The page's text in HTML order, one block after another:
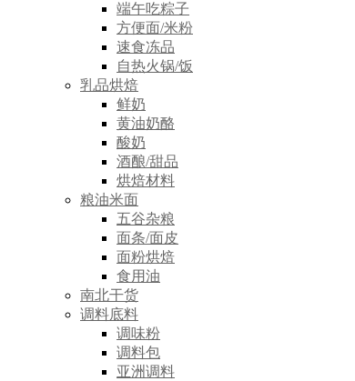
端午吃粽子
方便面/米粉
速食冻品
自热火锅/饭
乳品烘焙
鲜奶
黄油奶酪
酸奶
酒酿/甜品
烘焙材料
粮油米面
五谷杂粮
面条/面皮
面粉烘焙
食用油
南北干货
调料底料
调味粉
调料包
亚洲调料